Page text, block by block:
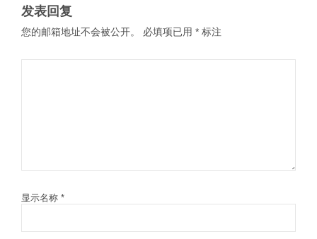
发表回复
您的邮箱地址不会被公开。 必填项已用 * 标注
显示名称 *